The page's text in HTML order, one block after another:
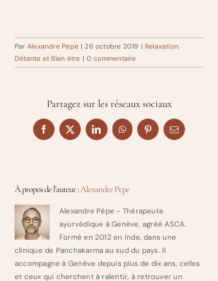
Par Alexandre Pepe | 26 octobre 2019 | Relaxation,
Détente et Bien être | 0 commentaire
Partagez sur les réseaux sociaux
Facebook
X LinkedInWhatsAppPinterestEmail
À propos de l'auteur :Alexandre Pepe
Alexandre Pèpe - Thérapeute
ayurvédique à Genève, agréé ASCA.
Formé en 2012 en Inde, dans une
clinique de Panchakarma au sud du pays. Il
accompagne à Genève depuis plus de dix ans, celles
et ceux qui cherchent à ralentir, à retrouver un